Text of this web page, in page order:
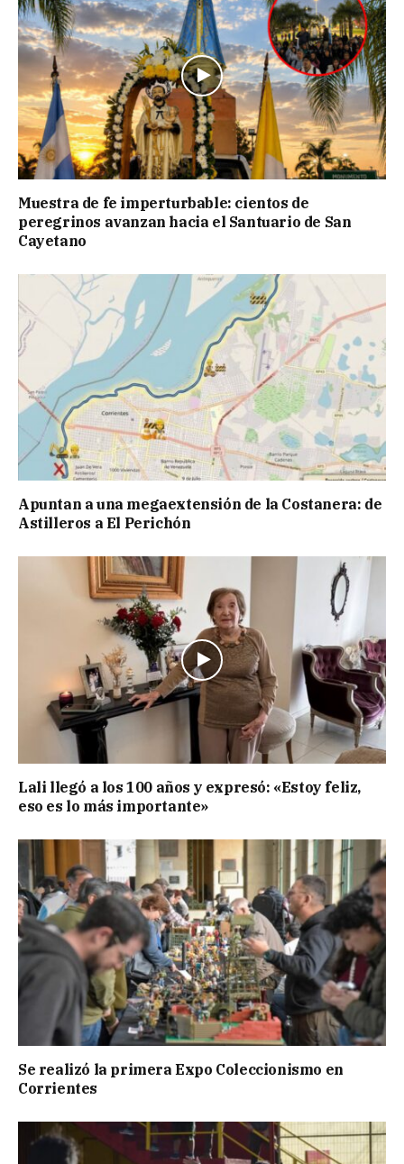
Muestra de fe imperturbable: cientos de
peregrinos avanzan hacia el Santuario de San
Cayetano
Apuntan a una megaextensión de la Costanera: de
Astilleros a El Perichón
Lali llegó a los 100 años y expresó: «Estoy feliz,
eso es lo más importante»
Se realizó la primera Expo Coleccionismo en
Corrientes